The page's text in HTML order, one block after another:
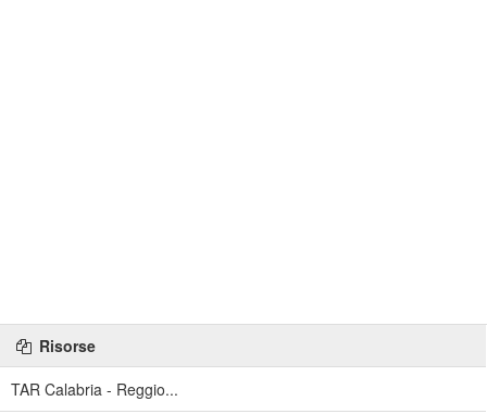
Risorse
TAR Calabria - Reggio...